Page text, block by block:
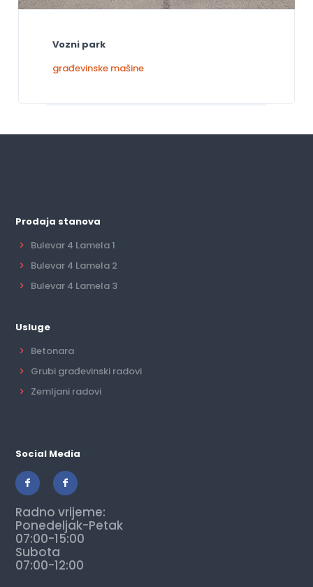
Vozni park
građevinske mašine
Prodaja stanova
Bulevar 4 Lamela 1
Bulevar 4 Lamela 2
Bulevar 4 Lamela 3
Usluge
Betonara
Grubi građevinski radovi
Zemljani radovi
Social Media
Radno vrijeme:
Ponedeljak-Petak
07:00-15:00
Subota
07:00-12:00